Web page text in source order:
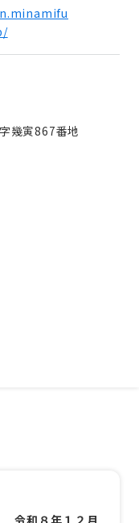
幾寅867番地
令和８年１２月